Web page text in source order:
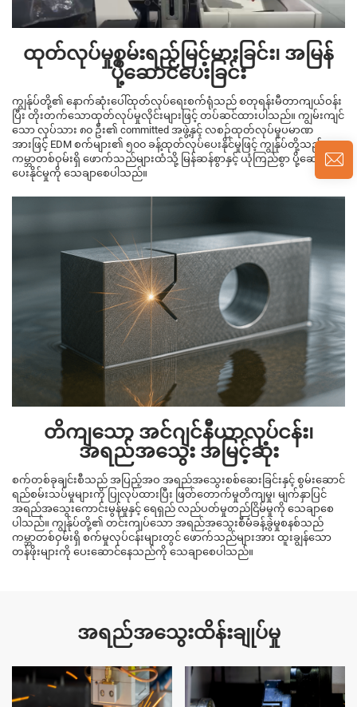
ထုတ်လုပ်မှုစွမ်းရည်မြင့်မားခြင်း၊ အမြန်
ပို့ဆောင်ပေးခြင်း
ကျွန်ုပ်တို့၏ နောက်ဆုံးပေါ်ထုတ်လုပ်ရေးစက်ရုံသည် စတုရန်းမီတာကျယ်ဝန်း
ပြီး တိုးတက်သောထုတ်လုပ်မှုလိုင်းများဖြင့် တပ်ဆင်ထားပါသည်။ ကျွမ်းကျင်
သော လုပ်သား ၈၀ ဦး၏ committed အဖွဲ့နှင့် လစဉ်ထုတ်လုပ်မှုပမာဏ
အားဖြင့် EDM စက်များ၏ ၅၀၀ ခန့်ထုတ်လုပ်ပေးနိုင်မှုဖြင့် ကျွန်ုပ်တို့သည်
ကမ္ဘာတစ်ဝှမ်းရှိ ဖောက်သည်များထံသို့ မြန်ဆန်စွာနှင့် ယုံကြည်စွာ ပို့ဆောင်
ပေးနိုင်မှုကို သေချာစေပါသည်။
တိကျသော အင်ဂျင်နီယာလုပ်ငန်း၊
အရည်အသွေး အမြင့်ဆုံး
စက်တစ်ခုချင်းစီသည် အပြည့်အဝ အရည်အသွေးစစ်ဆေးခြင်းနှင့် စွမ်းဆောင်
ရည်စမ်းသပ်မှုများကို ပြုလုပ်ထားပြီး ဖြတ်တောက်မှုတိကျမှု၊ မျက်နှာပြင်
အရည်အသွေးကောင်းမွန်မှုနှင့် ရေရှည် လည်ပတ်မှုတည်ငြိမ်မှုကို သေချာစေ
ပါသည်။ ကျွန်ုပ်တို့၏ တင်းကျပ်သော အရည်အသွေးစီမံခန့်ခွဲမှုစနစ်သည်
ကမ္ဘာတစ်ဝှမ်းရှိ စက်မှုလုပ်ငန်းများတွင် ဖောက်သည်များအား ထူးချွန်သော
တန်ဖိုးများကို ပေးဆောင်နေသည်ကို သေချာစေပါသည်။
အရည်အသွေးထိန်းချုပ်မှု